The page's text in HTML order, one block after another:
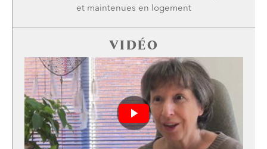
et maintenues en logement
VIDÉO